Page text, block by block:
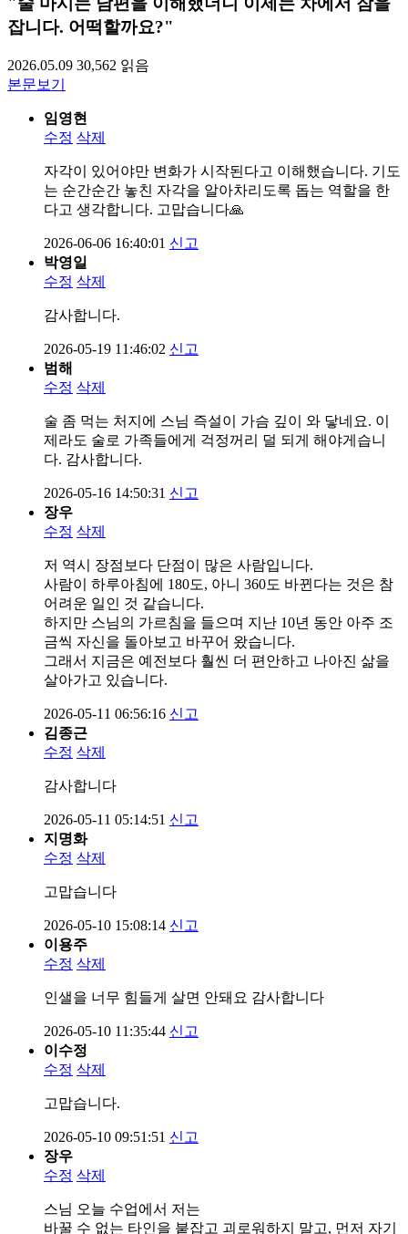
잡니다. 어떡할까요?"
2026.05.09 30,562 읽음
본문보기
임영현
수정 삭제
자각이 있어야만 변화가 시작된다고 이해했습니다. 기도
는 순간순간 놓친 자각을 알아차리도록 돕는 역할을 한
다고 생각합니다. 고맙습니다🙏
2026-06-06 16:40:01 신고
박영일
수정 삭제
감사합니다.
2026-05-19 11:46:02 신고
범해
수정 삭제
술 좀 먹는 처지에 스님 즉설이 가슴 깊이 와 닿네요. 이
제라도 술로 가족들에게 걱정꺼리 덜 되게 해야게습니
다. 감사합니다.
2026-05-16 14:50:31 신고
장우
수정 삭제
저 역시 장점보다 단점이 많은 사람입니다.
사람이 하루아침에 180도, 아니 360도 바뀐다는 것은 참
어려운 일인 것 같습니다.
하지만 스님의 가르침을 들으며 지난 10년 동안 아주 조
금씩 자신을 돌아보고 바꾸어 왔습니다.
그래서 지금은 예전보다 훨씬 더 편안하고 나아진 삶을
살아가고 있습니다.
2026-05-11 06:56:16 신고
김종근
수정 삭제
감사합니다
2026-05-11 05:14:51 신고
지명화
수정 삭제
고맙습니다
2026-05-10 15:08:14 신고
이용주
수정 삭제
인샐을 너무 힘들게 살면 안돼요 감사합니다
2026-05-10 11:35:44 신고
이수정
수정 삭제
고맙습니다.
2026-05-10 09:51:51 신고
장우
수정 삭제
스님 오늘 수업에서 저는
바꿀 수 없는 타인을 붙잡고 괴로워하지 말고, 먼저 자기